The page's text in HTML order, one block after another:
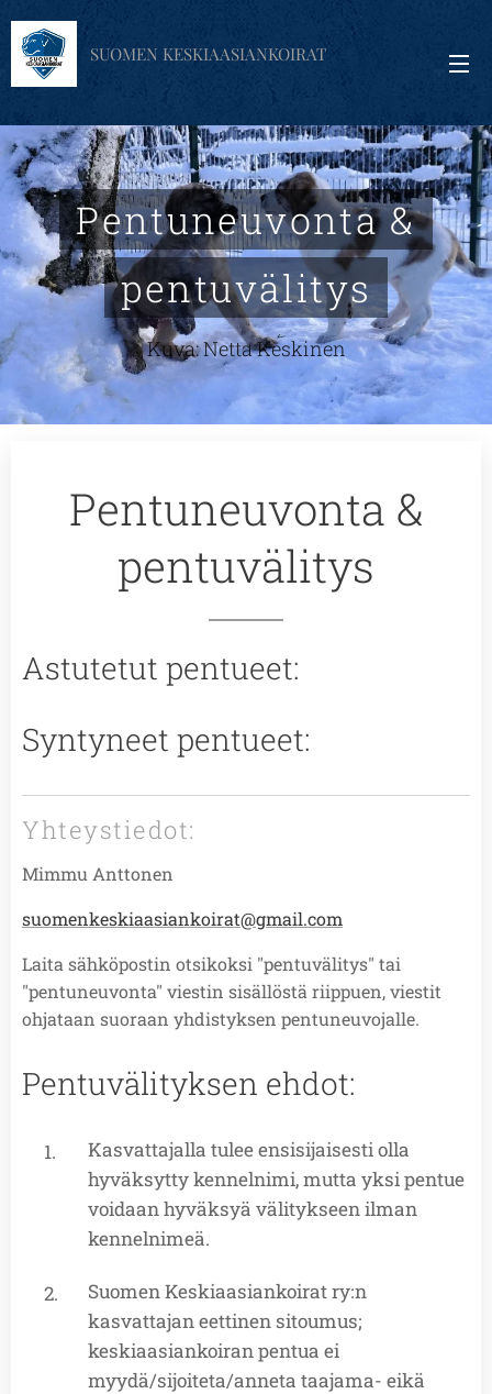
SUOMEN KESKIAASIANKOIRAT
Pentuneuvonta &
pentuvälitys
Kuva: Netta Keskinen
Pentuneuvonta &
pentuvälitys
Astutetut pentueet:
Syntyneet pentueet:
Yhteystiedot:
Mimmu Anttonen
suomenkeskiaasiankoirat@gmail.com
Laita sähköpostin otsikoksi "pentuvälitys" tai
"pentuneuvonta" viestin sisällöstä riippuen, viestit
ohjataan suoraan yhdistyksen pentuneuvojalle.
Pentuvälityksen ehdot:
Kasvattajalla tulee ensisijaisesti olla
hyväksytty kennelnimi, mutta yksi pentue
voidaan hyväksyä välitykseen ilman
kennelnimeä.
Suomen Keskiaasiankoirat ry:n
kasvattajan eettinen sitoumus;
keskiaasiankoiran pentua ei
myydä/sijoiteta/anneta taajama- eikä